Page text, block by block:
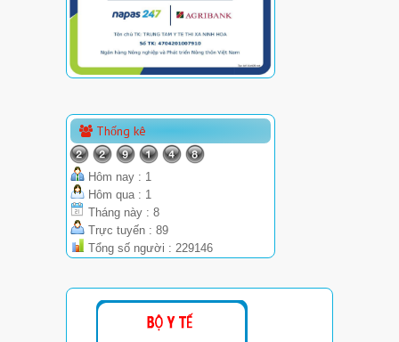
Thống kê
Hôm nay : 1
Hôm qua : 1
Tháng này : 8
Trực tuyến : 89
Tổng số người : 229146